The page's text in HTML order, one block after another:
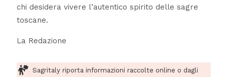
chi desidera vivere l’autentico spirito delle sagre
toscane.
La Redazione
Sagritaly riporta informazioni raccolte online o dagli